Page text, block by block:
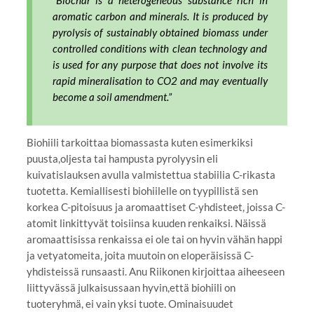
aromatic carbon and minerals. It is produced by
pyrolysis of sustainably obtained biomass under
controlled conditions with clean technology and
is used for any purpose that does not involve its
rapid mineralisation to CO2 and may eventually
become a soil amendment.”
Biohiili tarkoittaa biomassasta kuten esimerkiksi
puusta,oljesta tai hampusta pyrolyysin eli
kuivatislauksen avulla valmistettua stabiilia C-rikasta
tuotetta. Kemiallisesti biohiilelle on tyypillistä sen
korkea C-pitoisuus ja aromaattiset C-yhdisteet, joissa C-
atomit linkittyvät toisiinsa kuuden renkaiksi. Näissä
aromaattisissa renkaissa ei ole tai on hyvin vähän happi
ja vetyatomeita, joita muutoin on eloperäisissä C-
yhdisteissä runsaasti. Anu Riikonen kirjoittaa aiheeseen
liittyvässä julkaisussaan hyvin,että biohiili on
tuoteryhmä, ei vain yksi tuote. Ominaisuudet